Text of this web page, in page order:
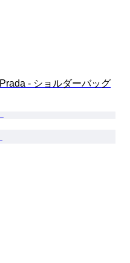
Prada - ショルダーバッグ